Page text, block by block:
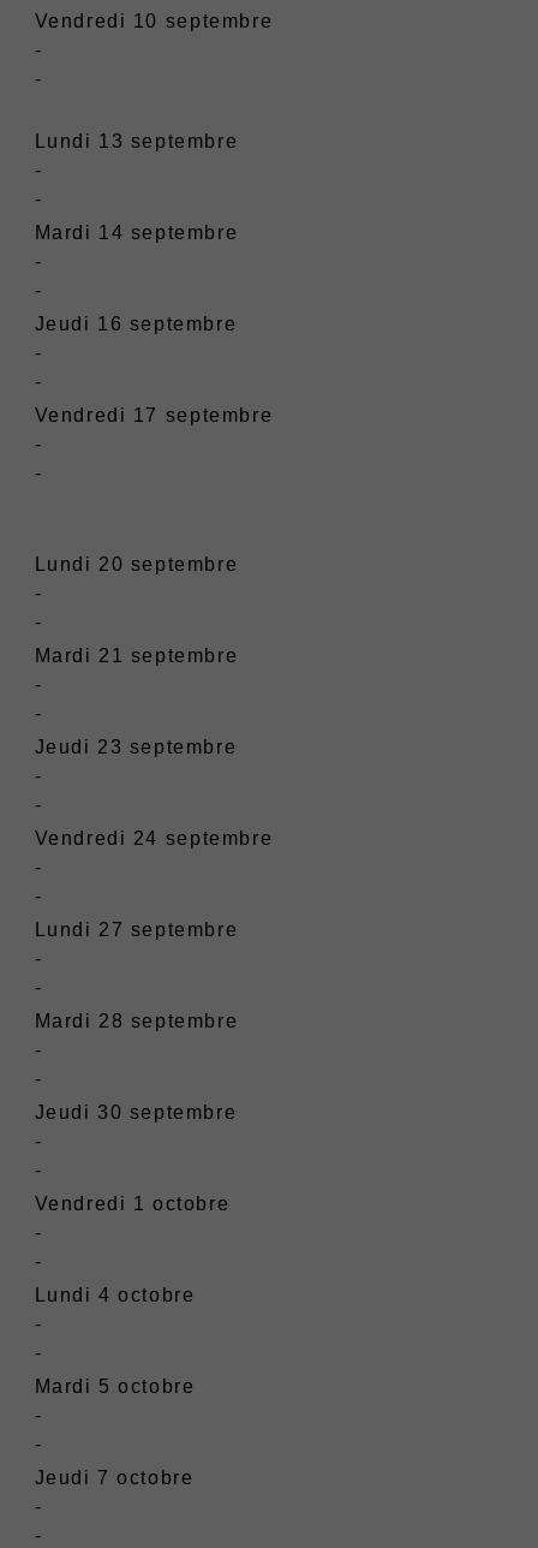
Vendredi 10 septembre
-
-
Lundi 13 septembre
-
-
Mardi 14 septembre
-
-
Jeudi 16 septembre
-
-
Vendredi 17 septembre
-
-
Lundi 20 septembre
-
-
Mardi 21 septembre
-
-
Jeudi 23 septembre
-
-
Vendredi 24 septembre
-
-
Lundi 27 septembre
-
-
Mardi 28 septembre
-
-
Jeudi 30 septembre
-
-
Vendredi 1 octobre
-
-
Lundi 4 octobre
-
-
Mardi 5 octobre
-
-
Jeudi 7 octobre
-
-